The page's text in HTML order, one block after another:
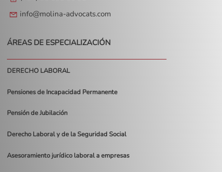
info@molina-advocats.com
ÁREAS DE ESPECIALIZACIÓN
DERECHO LABORAL
Pensiones de Incapacidad Permanente
Pensión de Jubilación
Derecho Laboral y de la Seguridad Social
Asesoramiento jurídico laboral a empresas